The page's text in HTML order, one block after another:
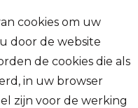
cookies om uw
door de website
de cookies die als
in uw browser
zijn voor de werking